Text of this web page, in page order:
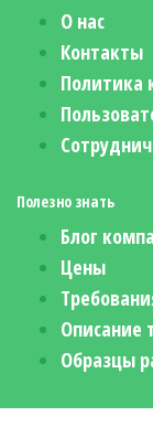
О нас
Контакты
Политика
Полезно знать
Блог
Цены
Описание
Образцы